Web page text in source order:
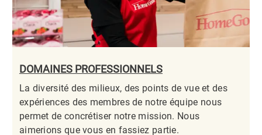
DOMAINES PROFESSIONNELS
La diversité des milieux, des points de vue et des
expériences des membres de notre équipe nous
permet de concrétiser notre mission. Nous
aimerions que vous en fassiez partie.​​​​​​​